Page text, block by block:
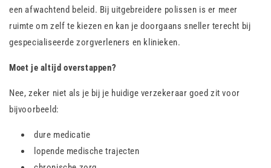
een afwachtend beleid. Bij uitgebreidere polissen is er meer
ruimte om zelf te kiezen en kan je doorgaans sneller terecht bij
gespecialiseerde zorgverleners en klinieken.
Moet je altijd overstappen?
Nee, zeker niet als je bij je huidige verzekeraar goed zit voor
bijvoorbeeld:
dure medicatie
lopende medische trajecten